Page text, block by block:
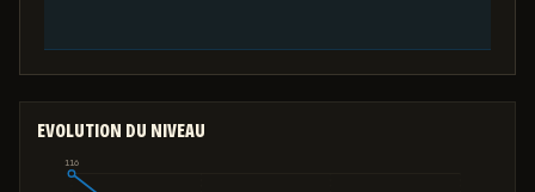
EVOLUTION DU NIVEAU
116